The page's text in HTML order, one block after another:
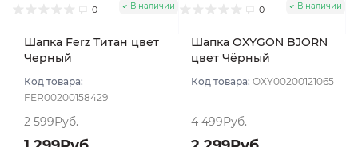
0 В наличии
Шапка Ferz Титан цвет
Черный
Код товара:
FER00200158429
2 599Руб.
0 В наличии
Шапка OXYGON BJORN
цвет Чёрный
Код товара: OXY00200121065
4 499Руб.